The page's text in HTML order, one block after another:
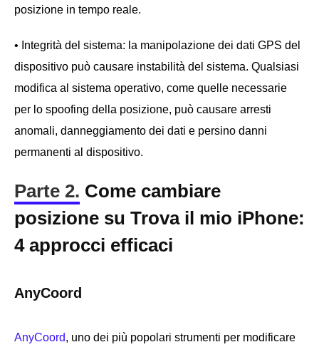
posizione in tempo reale.
• Integrità del sistema: la manipolazione dei dati GPS del
dispositivo può causare instabilità del sistema. Qualsiasi
modifica al sistema operativo, come quelle necessarie
per lo spoofing della posizione, può causare arresti
anomali, danneggiamento dei dati e persino danni
permanenti al dispositivo.
Parte 2. Come cambiare
posizione su Trova il mio iPhone:
4 approcci efficaci
AnyCoord
AnyCoord, uno dei più popolari strumenti per modificare